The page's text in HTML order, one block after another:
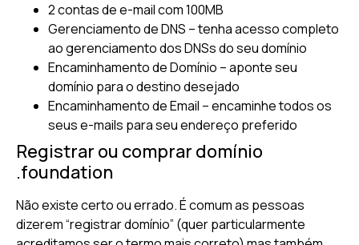
2 contas de e-mail com 100MB
Gerenciamento de DNS – tenha acesso completo
ao gerenciamento dos DNSs do seu domínio
Encaminhamento de Domínio – aponte seu
domínio para o destino desejado
Encaminhamento de Email – encaminhe todos os
seus e-mails para seu endereço preferido
Registrar ou comprar domínio
.foundation
Não existe certo ou errado. É comum as pessoas
dizerem “registrar domínio” (quer particularmente